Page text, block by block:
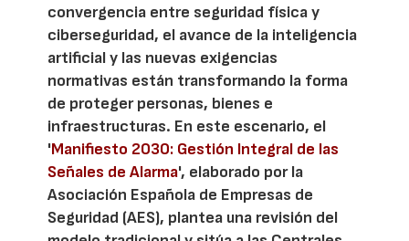
convergencia entre seguridad física y
ciberseguridad, el avance de la inteligencia
artificial y las nuevas exigencias
normativas están transformando la forma
de proteger personas, bienes e
infraestructuras. En este escenario, el
'Manifiesto 2030: Gestión Integral de las
Señales de Alarma', elaborado por la
Asociación Española de Empresas de
Seguridad (AES), plantea una revisión del